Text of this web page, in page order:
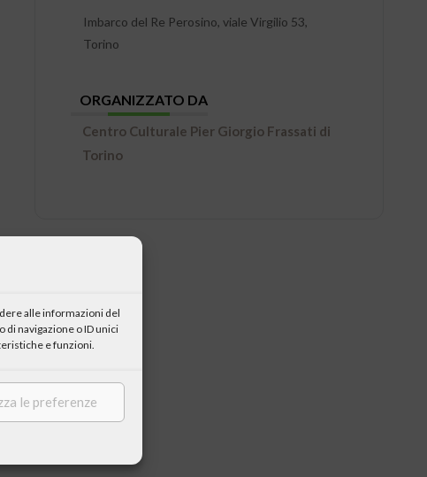
alle informazioni del
navigazione o ID unici
e funzioni.
le preferenze
Imbarco del Re Perosino, viale Virgilio 53,
Torino
ORGANIZZATO DA
Centro Culturale Pier Giorgio Frassati di
Torino